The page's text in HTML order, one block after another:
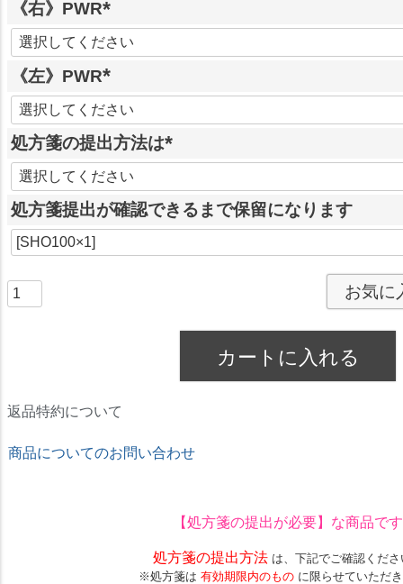
《右》PWR
(
必
須
)
《左》PWR
(
必
須
)
処方箋の提出方法は
(
必
須
)
処方箋提出が確認できるまで保留になります
お気に
カートに入れる
返品特約について
商品についてのお問い合わせ
【処方箋の提出が必要】 な商品です
処方箋の提出方法 は、下記でご確認くださ
※処方箋は 有効期限内のもの に限らせていただ